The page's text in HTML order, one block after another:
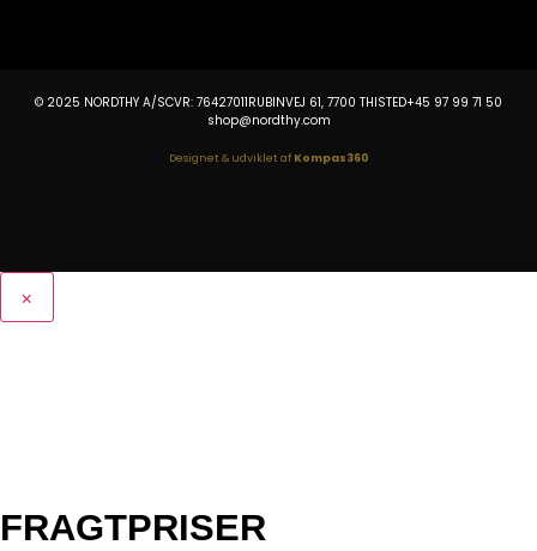
© 2025 NORDTHY A/SCVR: 76427011RUBINVEJ 61, 7700 THISTED+45 97 99 71 50
shop@nordthy.com
Designet & udviklet af Kompas360
×
FRAGTPRISER